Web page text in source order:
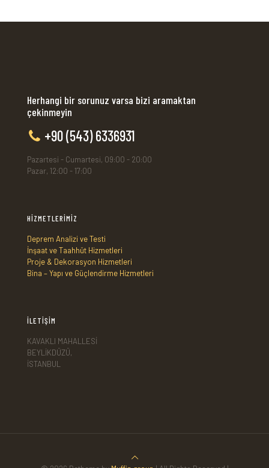
Herhangi bir sorunuz varsa bizi aramaktan
çekinmeyin
+90 (543) 6336931
Pazartesi - Cumartesi, 09:00 - 20:00
Pazar, 12:00 - 17:00
HİZMETLERİMİZ
Deprem Analizi ve Testi
İnşaat ve Taahhüt Hizmetleri
Proje & Dekorasyon Hizmetleri
Bina – Yapı ve Güçlendirme Hizmetleri
İLETİŞİM
KAVAKLI MAHALLESİ
BEYLİKDÜZÜ,
İSTANBUL